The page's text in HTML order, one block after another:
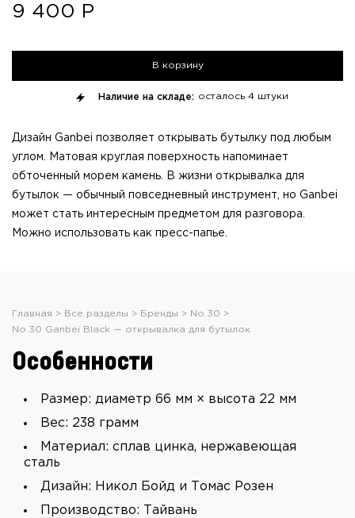
9 400 Р
В корзину
Наличие на складе: осталось 4 штуки
Дизайн Ganbei позволяет открывать бутылку под любым
углом. Матовая круглая поверхность напоминает
обточенный морем камень. В жизни открывалка для
бутылок — обычный повседневный инструмент, но Ganbei
может стать интересным предметом для разговора.
Можно использовать как пресс-папье.
Главная Все разделы Бренды
No.30
No.30 Ganbei Black — открывалка для бутылок
Особенности
Размер: диаметр 66 мм × высота 22 мм
Вес: 238 грамм
Материал: сплав цинка, нержавеющая
сталь
Дизайн: Никол Бойд и Томас Розен
Производство: Тайвань